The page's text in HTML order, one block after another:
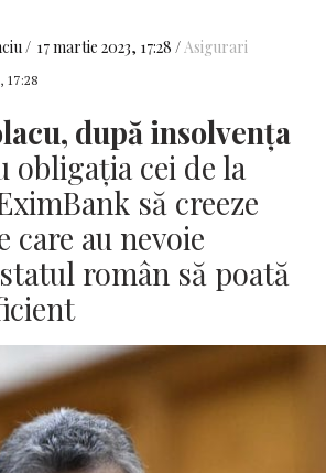
17 martie 2023, 17:28 Asigurari
17:28
după insolvenţa
obligaţia cei de la
să creeze
care au nevoie
român să poată